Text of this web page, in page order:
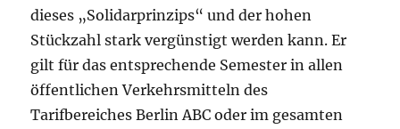
dieses „Solidarprinzips“ und der hohen
Stückzahl stark vergünstigt werden kann. Er
gilt für das entsprechende Semester in allen
öffentlichen Verkehrsmitteln des
Tarifbereiches Berlin ABC oder im gesamten